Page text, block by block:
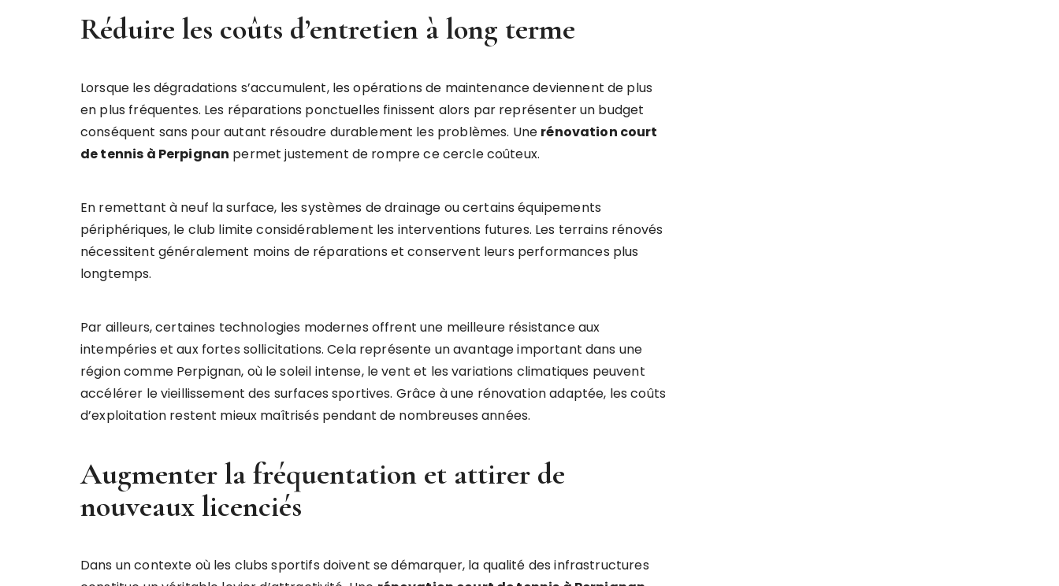
Réduire les coûts d’entretien à long terme
Lorsque les dégradations s’accumulent, les opérations de maintenance deviennent de plus
en plus fréquentes. Les réparations ponctuelles finissent alors par représenter un budget
conséquent sans pour autant résoudre durablement les problèmes. Une rénovation court
de tennis à Perpignan permet justement de rompre ce cercle coûteux.
En remettant à neuf la surface, les systèmes de drainage ou certains équipements
périphériques, le club limite considérablement les interventions futures. Les terrains rénovés
nécessitent généralement moins de réparations et conservent leurs performances plus
longtemps.
Par ailleurs, certaines technologies modernes offrent une meilleure résistance aux
intempéries et aux fortes sollicitations. Cela représente un avantage important dans une
région comme Perpignan, où le soleil intense, le vent et les variations climatiques peuvent
accélérer le vieillissement des surfaces sportives. Grâce à une rénovation adaptée, les coûts
d’exploitation restent mieux maîtrisés pendant de nombreuses années.
Augmenter la fréquentation et attirer de
nouveaux licenciés
Dans un contexte où les clubs sportifs doivent se démarquer, la qualité des infrastructures